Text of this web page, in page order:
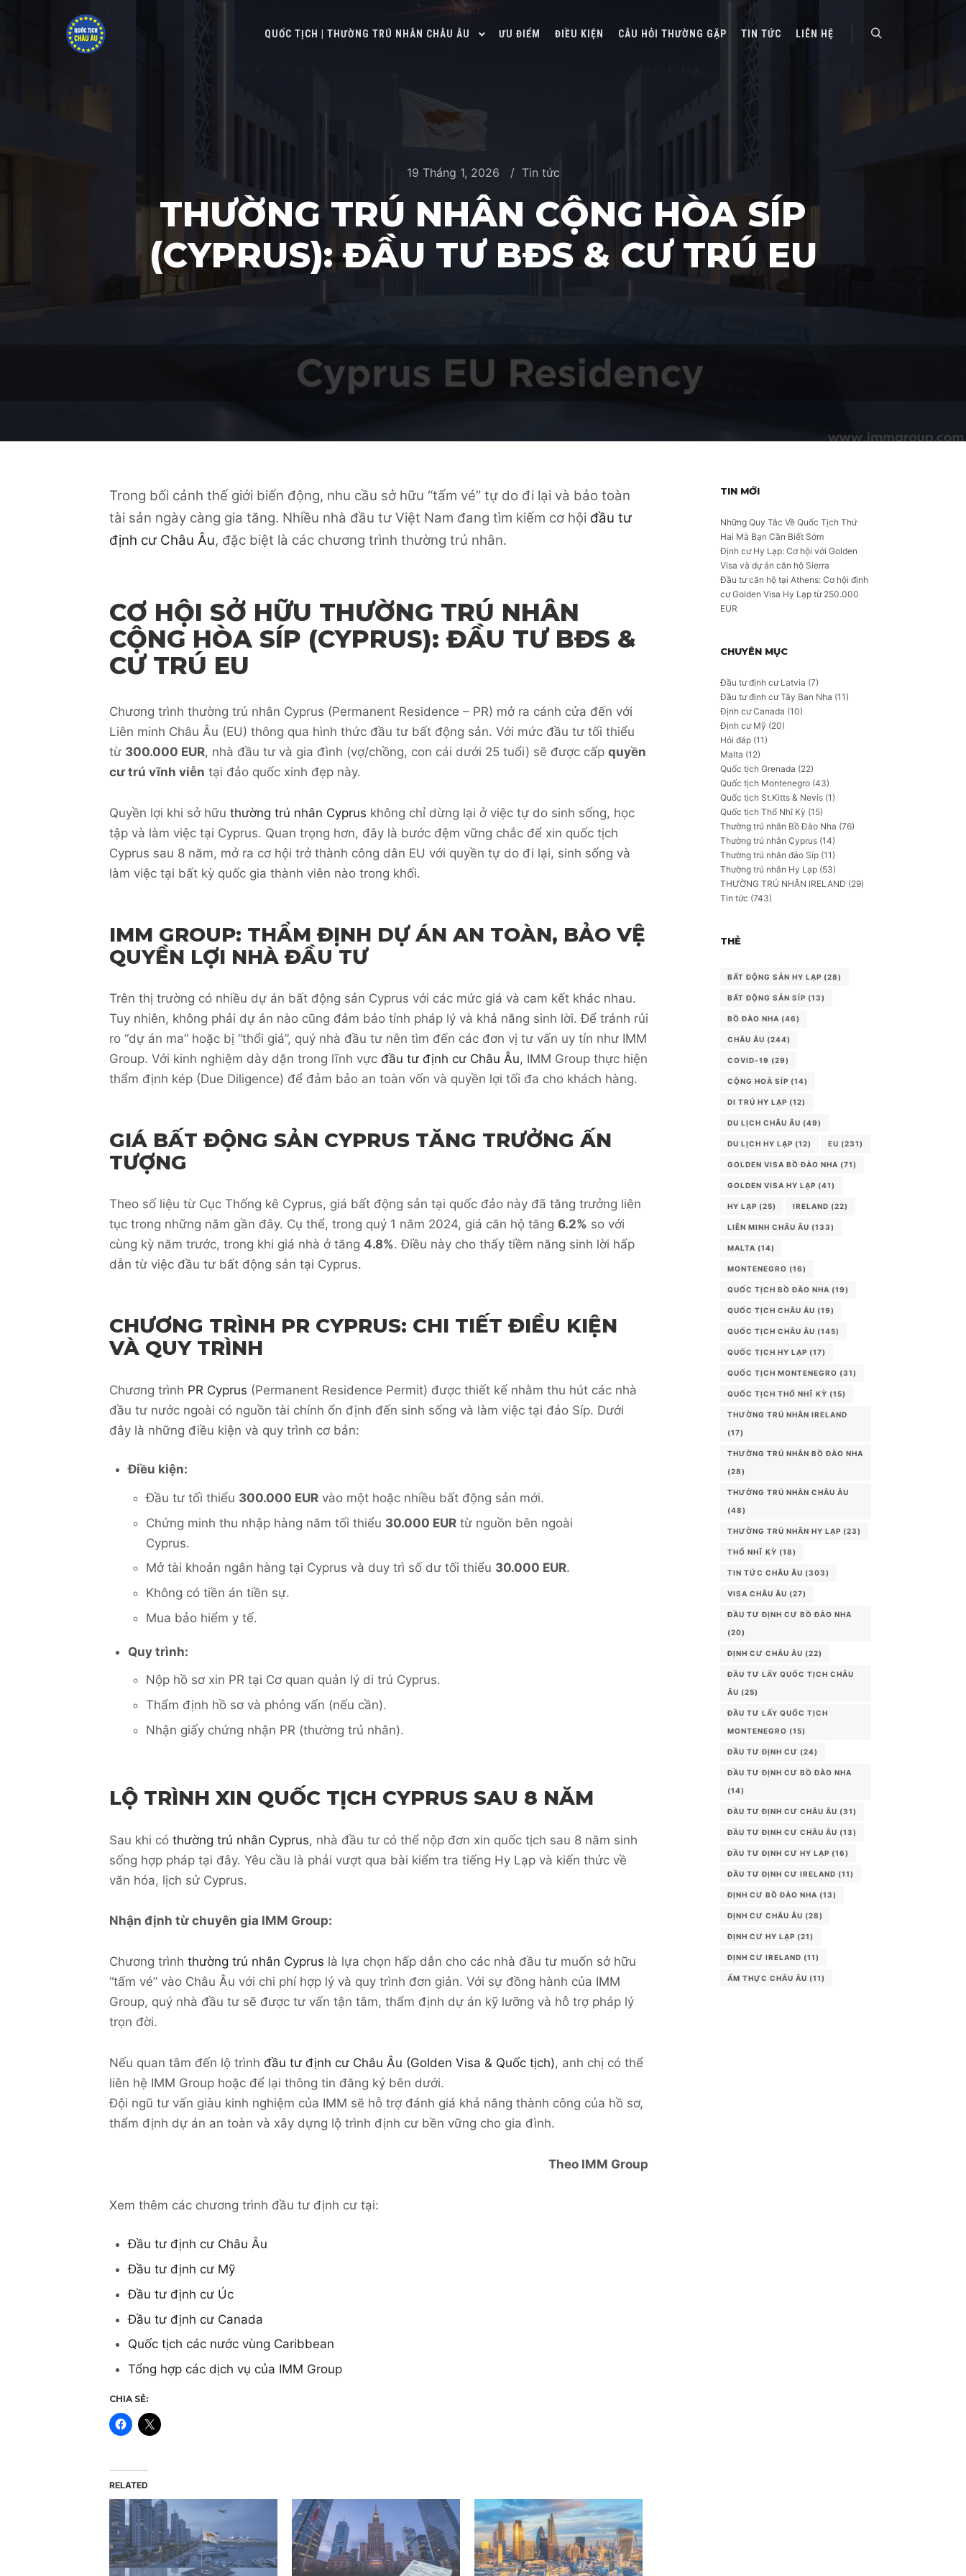
QUỐC TỊCH | THƯỜNG TRÚ NHÂN CHÂU ÂU ƯU ĐIỂM ĐIỀU KIỆN CÂU HỎI THƯỜNG GẶP TIN TỨC LIÊN HỆ
19 Tháng 1, 2026 Tin tức
THƯỜNG TRÚ NHÂN CỘNG HÒA SÍP
(CYPRUS): ĐẦU TƯ BĐS & CƯ TRÚ EU
Trong bối cảnh thế giới biến động, nhu cầu sở hữu “tấm vé” tự do đi lại và bảo toàn
tài sản ngày càng gia tăng. Nhiều nhà đầu tư Việt Nam đang tìm kiếm cơ hội đầu tư
định cư Châu Âu, đặc biệt là các chương trình thường trú nhân.
CƠ HỘI SỞ HỮU THƯỜNG TRÚ NHÂN
CỘNG HÒA SÍP (CYPRUS): ĐẦU TƯ BĐS &
CƯ TRÚ EU
Chương trình thường trú nhân Cyprus (Permanent Residence – PR) mở ra cánh cửa đến với
Liên minh Châu Âu (EU) thông qua hình thức đầu tư bất động sản. Với mức đầu tư tối thiểu
từ 300.000 EUR, nhà đầu tư và gia đình (vợ/chồng, con cái dưới 25 tuổi) sẽ được cấp quyền
cư trú vĩnh viễn tại đảo quốc xinh đẹp này.
Quyền lợi khi sở hữu thường trú nhân Cyprus không chỉ dừng lại ở việc tự do sinh sống, học
tập và làm việc tại Cyprus. Quan trọng hơn, đây là bước đệm vững chắc để xin quốc tịch
Cyprus sau 8 năm, mở ra cơ hội trở thành công dân EU với quyền tự do đi lại, sinh sống và
làm việc tại bất kỳ quốc gia thành viên nào trong khối.
IMM GROUP: THẨM ĐỊNH DỰ ÁN AN TOÀN, BẢO VỆ
QUYỀN LỢI NHÀ ĐẦU TƯ
Trên thị trường có nhiều dự án bất động sản Cyprus với các mức giá và cam kết khác nhau.
Tuy nhiên, không phải dự án nào cũng đảm bảo tính pháp lý và khả năng sinh lời. Để tránh rủi
ro “dự án ma” hoặc bị “thổi giá”, quý nhà đầu tư nên tìm đến các đơn vị tư vấn uy tín như IMM
Group. Với kinh nghiệm dày dặn trong lĩnh vực đầu tư định cư Châu Âu, IMM Group thực hiện
thẩm định kép (Due Diligence) để đảm bảo an toàn vốn và quyền lợi tối đa cho khách hàng.
GIÁ BẤT ĐỘNG SẢN CYPRUS TĂNG TRƯỞNG ẤN
TƯỢNG
Theo số liệu từ Cục Thống kê Cyprus, giá bất động sản tại quốc đảo này đã tăng trưởng liên
tục trong những năm gần đây. Cụ thể, trong quý 1 năm 2024, giá căn hộ tăng 6.2% so với
cùng kỳ năm trước, trong khi giá nhà ở tăng 4.8%. Điều này cho thấy tiềm năng sinh lời hấp
dẫn từ việc đầu tư bất động sản tại Cyprus.
CHƯƠNG TRÌNH PR CYPRUS: CHI TIẾT ĐIỀU KIỆN
VÀ QUY TRÌNH
Chương trình PR Cyprus (Permanent Residence Permit) được thiết kế nhằm thu hút các nhà
đầu tư nước ngoài có nguồn tài chính ổn định đến sinh sống và làm việc tại đảo Síp. Dưới
đây là những điều kiện và quy trình cơ bản:
Điều kiện:
Đầu tư tối thiểu 300.000 EUR vào một hoặc nhiều bất động sản mới.
Chứng minh thu nhập hàng năm tối thiểu 30.000 EUR từ nguồn bên ngoài
Cyprus.
Mở tài khoản ngân hàng tại Cyprus và duy trì số dư tối thiểu 30.000 EUR.
Không có tiền án tiền sự.
Mua bảo hiểm y tế.
Quy trình:
Nộp hồ sơ xin PR tại Cơ quan quản lý di trú Cyprus.
Thẩm định hồ sơ và phỏng vấn (nếu cần).
Nhận giấy chứng nhận PR (thường trú nhân).
LỘ TRÌNH XIN QUỐC TỊCH CYPRUS SAU 8 NĂM
Sau khi có thường trú nhân Cyprus, nhà đầu tư có thể nộp đơn xin quốc tịch sau 8 năm sinh
sống hợp pháp tại đây. Yêu cầu là phải vượt qua bài kiểm tra tiếng Hy Lạp và kiến thức về
văn hóa, lịch sử Cyprus.
Nhận định từ chuyên gia IMM Group:
Chương trình thường trú nhân Cyprus là lựa chọn hấp dẫn cho các nhà đầu tư muốn sở hữu
“tấm vé” vào Châu Âu với chi phí hợp lý và quy trình đơn giản. Với sự đồng hành của IMM
Group, quý nhà đầu tư sẽ được tư vấn tận tâm, thẩm định dự án kỹ lưỡng và hỗ trợ pháp lý
trọn đời.
Nếu quan tâm đến lộ trình đầu tư định cư Châu Âu (Golden Visa & Quốc tịch), anh chị có thể
liên hệ IMM Group hoặc để lại thông tin đăng ký bên dưới.
Đội ngũ tư vấn giàu kinh nghiệm của IMM sẽ hỗ trợ đánh giá khả năng thành công của hồ sơ,
thẩm định dự án an toàn và xây dựng lộ trình định cư bền vững cho gia đình.
Theo IMM Group
Xem thêm các chương trình đầu tư định cư tại:
Đầu tư định cư Châu Âu
Đầu tư định cư Mỹ
Đầu tư định cư Úc
Đầu tư định cư Canada
Quốc tịch các nước vùng Caribbean
Tổng hợp các dịch vụ của IMM Group
CHIA SẺ:
RELATED
TIN MỚI
Những Quy Tắc Về Quốc Tịch Thứ
Hai Mà Bạn Cần Biết Sớm
Định cư Hy Lạp: Cơ hội với Golden
Visa và dự án căn hộ Sierra
Đầu tư căn hộ tại Athens: Cơ hội định
cư Golden Visa Hy Lạp từ 250.000
EUR
CHUYÊN MỤC
Đầu tư định cư Latvia (7)
Đầu tư định cư Tây Ban Nha (11)
Định cư Canada (10)
Định cư Mỹ (20)
Hỏi đáp (11)
Malta (12)
Quốc tịch Grenada (22)
Quốc tịch Montenegro (43)
Quốc tịch St.Kitts & Nevis (1)
Quốc tịch Thổ Nhĩ Kỳ (15)
Thường trú nhân Bồ Đào Nha (76)
Thường trú nhân Cyprus (14)
Thường trú nhân đảo Síp (11)
Thường trú nhân Hy Lạp (53)
THƯỜNG TRÚ NHÂN IRELAND (29)
Tin tức (743)
THẺ
BẤT ĐỘNG SẢN HY LẠP (28)
BẤT ĐỘNG SẢN SÍP (13)
BỒ ĐÀO NHA (46)
CHÂU ÂU (244)
COVID-19 (29)
CỘNG HOÀ SÍP (14)
DI TRÚ HY LẠP (12)
DU LỊCH CHÂU ÂU (49)
DU LỊCH HY LẠP (12) EU (231)
GOLDEN VISA BỒ ĐÀO NHA (71)
GOLDEN VISA HY LẠP (41)
HY LẠP (25) IRELAND (22)
LIÊN MINH CHÂU ÂU (133)
MALTA (14)
MONTENEGRO (16)
QUỐC TỊCH BỒ ĐÀO NHA (19)
QUỐC TỊCH CHÂU ÂU (19)
QUỐC TỊCH CHÂU ÂU (145)
QUỐC TỊCH HY LẠP (17)
QUỐC TỊCH MONTENEGRO (31)
QUỐC TỊCH THỔ NHĨ KỲ (15)
THƯỜNG TRÚ NHÂN IRELAND
(17)
THƯỜNG TRÚ NHÂN BỒ ĐÀO NHA
(28)
THƯỜNG TRÚ NHÂN CHÂU ÂU
(48)
THƯỜNG TRÚ NHÂN HY LẠP (23)
THỔ NHĨ KỲ (18)
TIN TỨC CHÂU ÂU (303)
VISA CHÂU ÂU (27)
ĐẦU TƯ ĐỊNH CƯ BỒ ĐÀO NHA
(20)
ĐỊNH CƯ CHÂU ÂU (22)
ĐẦU TƯ LẤY QUỐC TỊCH CHÂU
ÂU (25)
ĐẦU TƯ LẤY QUỐC TỊCH
MONTENEGRO (15)
ĐẦU TƯ ĐỊNH CƯ (24)
ĐẦU TƯ ĐỊNH CƯ BỒ ĐÀO NHA
(14)
ĐẦU TƯ ĐỊNH CƯ CHÂU ÂU (31)
ĐẦU TƯ ĐỊNH CƯ CHÂU ÂU (13)
ĐẦU TƯ ĐỊNH CƯ HY LẠP (16)
ĐẦU TƯ ĐỊNH CƯ IRELAND (11)
ĐỊNH CƯ BỒ ĐÀO NHA (13)
ĐỊNH CƯ CHÂU ÂU (28)
ĐỊNH CƯ HY LẠP (21)
ĐỊNH CƯ IRELAND (11)
ẨM THỰC CHÂU ÂU (11)